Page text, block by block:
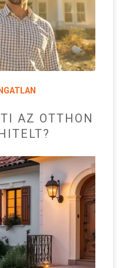
INGATLAN
AZ OTTHON